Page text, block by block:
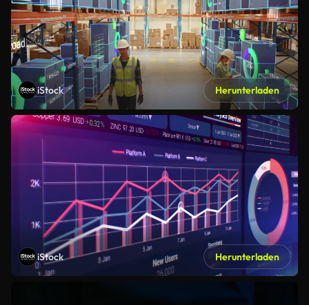
iStock Herunterladen
iStock Herunterladen